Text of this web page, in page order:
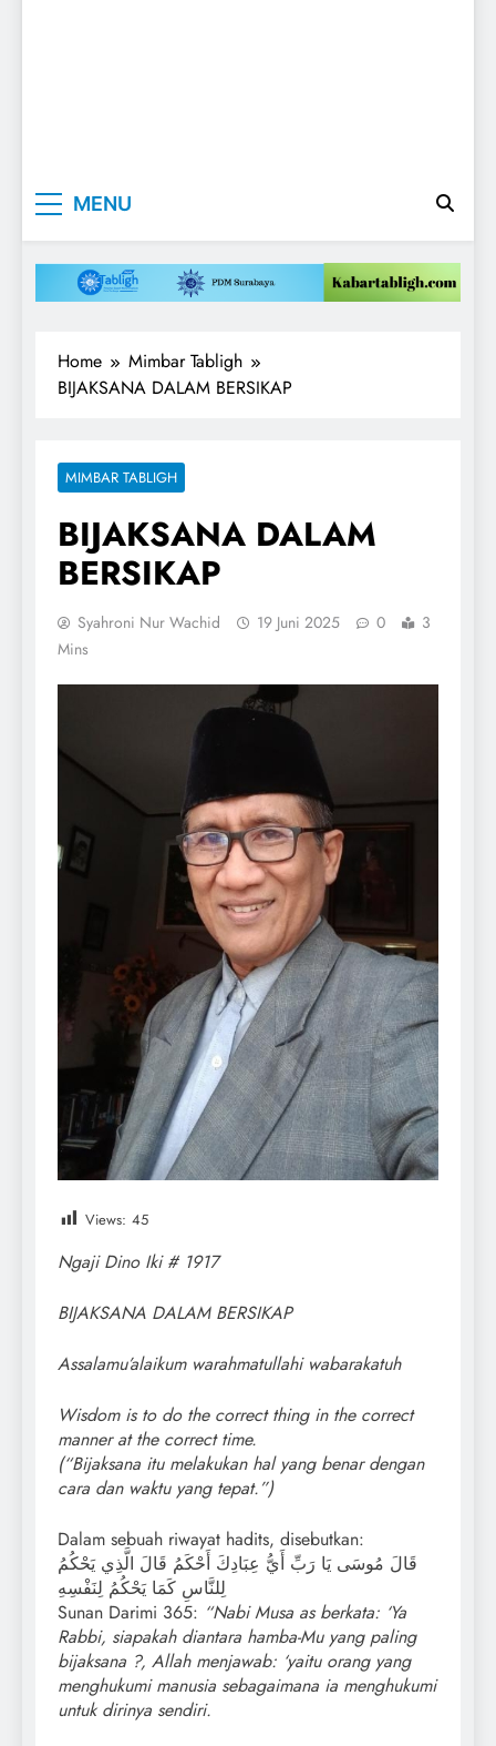
| Mencerahkan
MENU
Home
Mimbar Tabligh
BIJAKSANA DALAM BERSIKAP
MIMBAR TABLIGH
BIJAKSANA DALAM
BERSIKAP
Syahroni Nur Wachid 19 Juni 2025 0
3
Mins
Views: 45
Ngaji Dino Iki # 1917
BIJAKSANA DALAM BERSIKAP
Assalamu’alaikum warahmatullahi wabarakatuh
Wisdom is to do the correct thing in the correct
manner at the correct time.
(“Bijaksana itu melakukan hal yang benar dengan
cara dan waktu yang tepat.”)
Dalam sebuah riwayat hadits, disebutkan:
قَالَ مُوسَى يَا رَبِّ أَيُّ عِبَادِكَ أَحْكَمُ قَالَ الَّذِي يَحْكُمُ
لِلنَّاسِ كَمَا يَحْكُمُ لِنَفْسِهِ
Sunan Darimi 365: “Nabi Musa as berkata: ‘Ya
Rabbi, siapakah diantara hamba-Mu yang paling
bijaksana ?, Allah menjawab: ‘yaitu orang yang
menghukumi manusia sebagaimana ia menghukumi
untuk dirinya sendiri.